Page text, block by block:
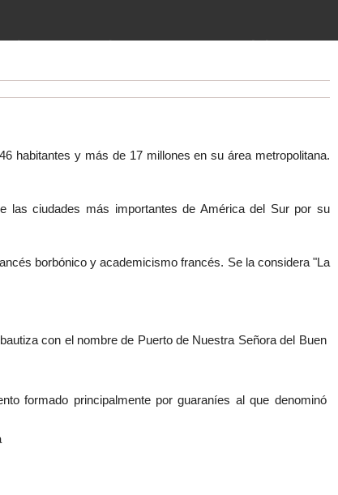
(guerras, gobiernos,
de la humanidad desde el
habitantes y más de 17 millones en su área metropolitana.
las ciudades más importantes de América del Sur por su
borbónico y academicismo francés. Se la considera "La
con el nombre de Puerto de Nuestra Señora del Buen
formado principalmente por guaraníes al que denominó